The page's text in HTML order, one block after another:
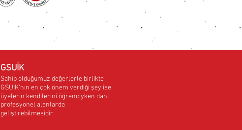
GSUİK
Sahip olduğumuz değerlerle birlikte
GSUİK'nın en çok önem verdiği şey ise
üyelerin kendilerini öğrenciyken dahi
profesyonel alanlarda
geliştirebilmesidir.